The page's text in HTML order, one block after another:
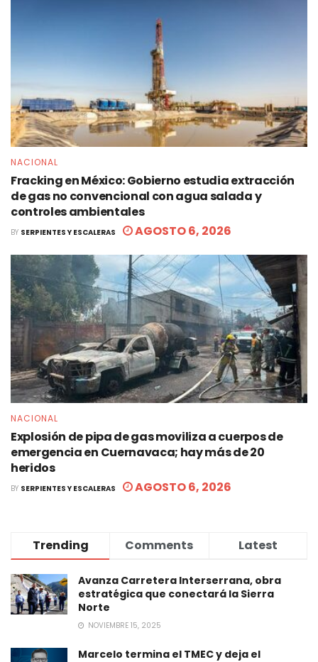
NACIONAL
Fracking en México: Gobierno estudia extracción
de gas no convencional con agua salada y
controles ambientales
BY SERPIENTES Y ESCALERAS AGOSTO 6, 2026
NACIONAL
Explosión de pipa de gas moviliza a cuerpos de
emergencia en Cuernavaca; hay más de 20
heridos
BY SERPIENTES Y ESCALERAS AGOSTO 6, 2026
Trending Comments Latest
Avanza Carretera Interserrana, obra
estratégica que conectará la Sierra
Norte
NOVIEMBRE 15, 2025
Marcelo termina el TMEC y deja el